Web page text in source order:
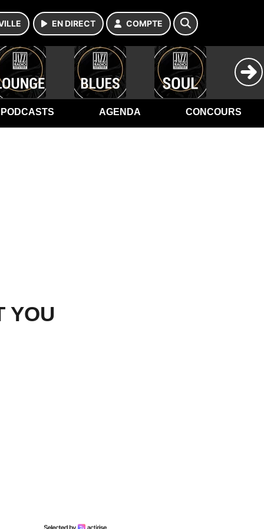
EN DIRECT COMPTE
PODCASTS AGENDA CONCOURS
YOU